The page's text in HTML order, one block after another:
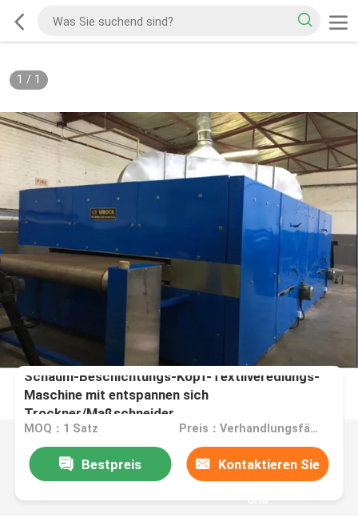
1 / 1
Schaum-Beschichtungs-Kopf-Textilveredlungs-
Maschine mit entspannen sich
Trockner/Maßschneider
MOQ：1 Satz Preis：Verhandlungsfähig
Bestpreis Kontaktieren Sie
uns